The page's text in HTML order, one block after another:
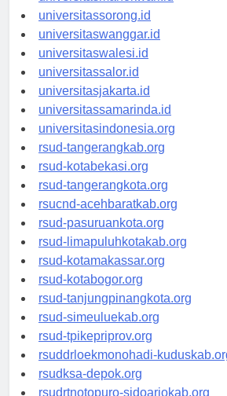
universitasmanokwari.id
universitassorong.id
universitaswanggar.id
universitaswalesi.id
universitassalor.id
universitasjakarta.id
universitassamarinda.id
universitasindonesia.org
rsud-tangerangkab.org
rsud-kotabekasi.org
rsud-tangerangkota.org
rsucnd-acehbaratkab.org
rsud-pasuruankota.org
rsud-limapuluhkotakab.org
rsud-kotamakassar.org
rsud-kotabogor.org
rsud-tanjungpinangkota.org
rsud-simeuluekab.org
rsud-tpikepriprov.org
rsuddrloekmonohadi-kuduskab.org
rsudksa-depok.org